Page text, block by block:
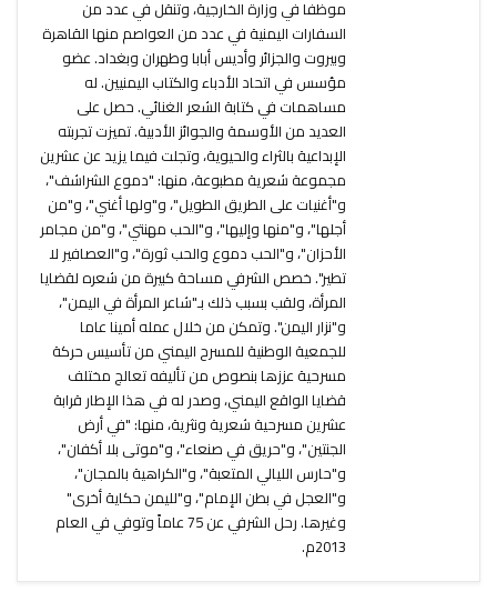
موظفا في وزارة الخارجية، وتنقل في عدد من
السفارات اليمنية في عدد من العواصم منها القاهرة
وبيروت والجزائر وأديس أبابا وطهران وبغداد. عضو
مؤسس في اتحاد الأدباء والكتاب اليمنيين. له
مساهمات في كتابة الشعر الغنائي. حصل على
العديد من الأوسمة والجوائز الأدبية. تميزت تجربته
الإبداعية بالثراء والحيوية، وتجلت فيما يزيد عن عشرين
مجموعة شعرية مطبوعة، منها: "دموع الشراشف"،
و"أغنيات على الطريق الطويل"، و"ولها أغني"، و"من
أجلها"، و"منها وإليها"، و"الحب مهنتي"، و"من مجامر
الأحزان"، و"الحب دموع والحب ثورة"، و"العصافير لا
تطير". خصص الشرفي مساحة كبيرة من شعره لقضايا
المرأة، ولقب بسبب ذلك بـ"شاعر المرأة في اليمن"،
و"نزار اليمن". وتمكن من خلال عمله أمينا عاما
للجمعية الوطنية للمسرح اليمني من تأسيس حركة
مسرحية عززها بنصوص من تأليفه تعالج مختلف
قضايا الواقع اليمني، وصدر له في هذا الإطار قرابة
عشرين مسرحية شعرية ونثرية، منها: "في أرض
الجنتين"، و"حريق في صنعاء"، و"موتى بلا أكفان"،
و"حارس الليالي المتعبة"، و"الكراهية بالمجان"،
و"العجل في بطن الإمام"، و"لليمن حكاية أخرى"
وغيرها. رحل الشرفي عن 75 عاماً وتوفي في العام
2013م.